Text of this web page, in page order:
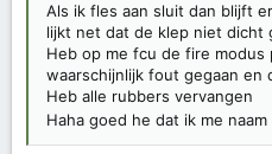
Als ik fles aan sluit dan blijft
lijkt net dat de klep niet dicht
Heb op me fcu de fire
waarschijnlijk fout gegaan en
Heb alle rubbers vervangen
Haha goed he dat ik me